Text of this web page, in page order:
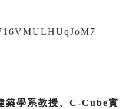
築學系教授、C-Cube實